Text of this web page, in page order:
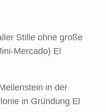
Stille ohne große
Mercado) El
in der
in Gründung El